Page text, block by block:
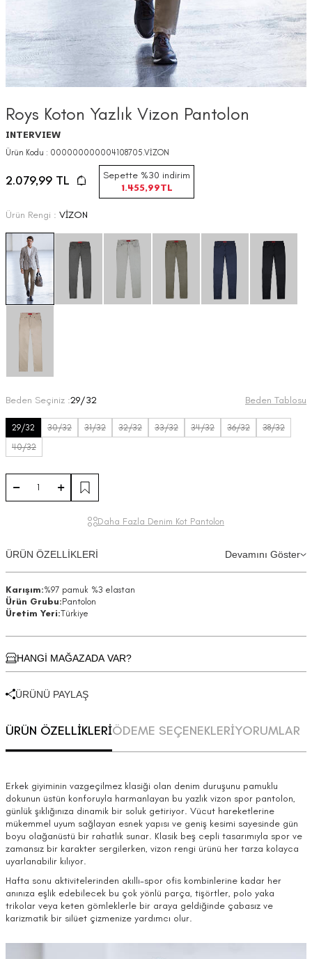
Roys Koton Yazlık Vizon Pantolon
INTERVIEW
Ürün Kodu : 000000000004108705.VİZON
2.079,99 TL
Sepette %30 indirim
1.455,99TL
Ürün Rengi : VİZON
Beden Seçiniz :29/32 Beden Tablosu
29/32 30/32 31/32 32/32 33/32 34/32 36/32
38/32
40/32
Daha Fazla Denim Kot Pantolon
ÜRÜN ÖZELLİKLERİ Devamını Göster
Karışım:%97 pamuk %3 elastan
Ürün Grubu:Pantolon
Üretim Yeri:Türkiye
HANGİ MAĞAZADA VAR?
ÜRÜNÜ PAYLAŞ
ÜRÜN ÖZELLİKLERİÖDEME SEÇENEKLERİYORUMLAR
Erkek giyiminin vazgeçilmez klasiği olan denim duruşunu pamuklu
dokunun üstün konforuyla harmanlayan bu yazlık vizon spor pantolon,
günlük şıklığınıza dinamik bir soluk getiriyor. Vücut hareketlerine
mükemmel uyum sağlayan esnek yapısı ve geniş kesimi sayesinde gün
boyu olağanüstü bir rahatlık sunar. Klasik beş cepli tasarımıyla spor ve
zamansız bir karakter sergilerken, vizon rengi ürünü her tarza kolayca
uyarlanabilir kılıyor.
Hafta sonu aktivitelerinden akıllı-spor ofis kombinlerine kadar her
anınıza eşlik edebilecek bu çok yönlü parça, tişörtler, polo yaka
trikolar veya keten gömleklerle bir araya geldiğinde çabasız ve
karizmatik bir silüet çizmenize yardımcı olur.